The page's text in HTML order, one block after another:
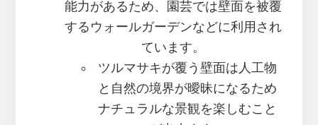
能力があるため、園芸では壁面を被覆
するウォールガーデンなどに利用され
ています。
ツルマサキが覆う壁面は人工物
と自然の境界が曖昧になるため
ナチュラルな景観を楽しむこと